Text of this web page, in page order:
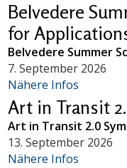
Belvedere
for
Belvedere Summer
7. September 2026
Nähere Infos
Art in Transit
Art in Transit 2.0
13. September 2026
Nähere Infos